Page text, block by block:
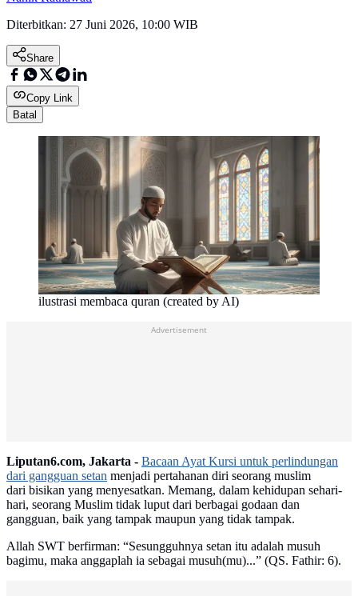
Diterbitkan: 27 Juni 2026, 10:00 WIB
Share
Copy Link
Batal
ilustrasi membaca quran (created by AI)
Liputan6.com, Jakarta - Bacaan Ayat Kursi untuk perlindungan
dari gangguan setan menjadi pertahanan diri seorang muslim
dari bisikan yang menyesatkan. Memang, dalam kehidupan sehari-
hari, seorang Muslim tidak luput dari berbagai godaan dan
gangguan, baik yang tampak maupun yang tidak tampak.
Allah SWT berfirman: “Sesungguhnya setan itu adalah musuh
bagimu, maka anggaplah ia sebagai musuh(mu)...” (QS. Fathir: 6).